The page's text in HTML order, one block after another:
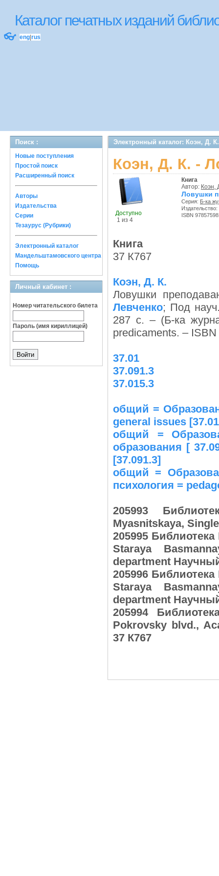
Каталог печатных изданий
👓 eng rus
Поиск :
Новые поступления
Простой поиск
Расширенный поиск
Авторы
Издательства
Серии
Тезаурус (Рубрики)
Электронный каталог
Мандельштамовского центра
Помощь
Личный кабинет :
Номер читательского билета
Пароль (имя кириллицей)
Электронный каталог: Коэн, Д.
Коэн, Д. К. -
Доступно
1 из 4
Книга
Автор: Коэн,
Ловушки
Серия: Б-ка
Издательство:
ISBN
Книга
37 К767
Коэн, Д. К.
Ловушки
Левченко; Под
287 с. – (Б-ка
predicaments. –
37.01
37.091.3
37.015.3
общий =
general issues
общий =
образования [
[37.091.3]
общий =
психология =
205993
Myasnitskaya,
205995
Staraya
department
205996
Staraya
department
205994
Pokrovsky blvd.,
37 К767